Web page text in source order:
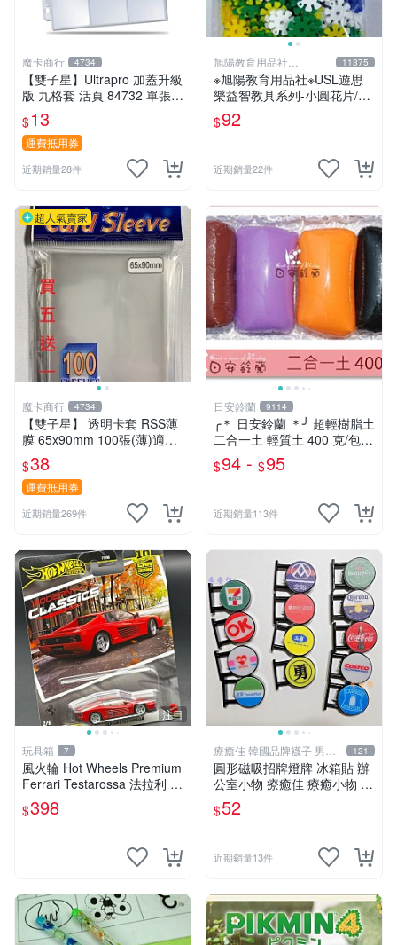
魔卡商行 4734
【雙子星】Ultrapro 加蓋升級
版 九格套 活頁 84732 單張寄
出 內頁 9格
$13
運費抵用券
近期銷量28件
旭陽教育用品社
20239298
11375
※旭陽教育用品社※USL遊思
樂益智教具系列-小圓花片/小
雪花片拼插積木(2.5cm,300
片裝)台灣製ST安全玩具
$92
近期銷量22件
超人氣賣家
魔卡商行 4734
【雙子星】 透明卡套 RSS薄
膜 65x90mm 100張(薄)適用
桌遊 波波夫 POPOV 紙牌 Bo
ardgame
$38
運費抵用券
近期銷量269件
日安鈴蘭 9114
╭＊ 日安鈴蘭 ＊╯ 超輕樹脂土
二合一土 輕質土 400 克/包
兒童輕黏土 (新增 350克特調
色 可選)
$94 - $95
近期銷量113件
注目
玩具箱 7
風火輪 Hot Wheels Premium
Ferrari Testarossa 法拉利 M
odern Classics 2號
$398
療癒佳 韓國品牌襪子 男女
襪
121
圓形磁吸招牌燈牌 冰箱貼 辦
公室小物 療癒佳 療癒小物 71
1全家OK萊爾富全聯50嵐好
市多海尼根可口可樂羅森科羅
$52
近期銷量13件